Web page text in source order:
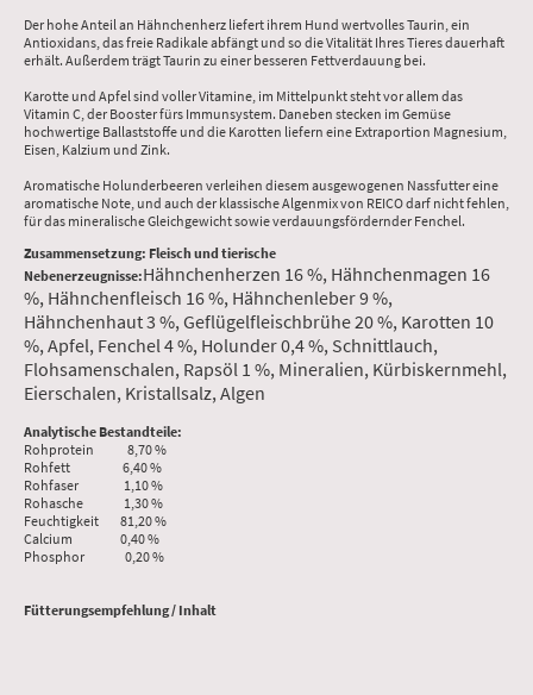
Der hohe Anteil an Hähnchenherz liefert ihrem Hund wertvolles Taurin, ein
Antioxidans, das freie Radikale abfängt und so die Vitalität Ihres Tieres dauerhaft
erhält. Außerdem trägt Taurin zu einer besseren Fettverdauung bei.
Karotte und Apfel sind voller Vitamine, im Mittelpunkt steht vor allem das
Vitamin C, der Booster fürs Immunsystem. Daneben stecken im Gemüse
hochwertige Ballaststoffe und die Karotten liefern eine Extraportion Magnesium,
Eisen, Kalzium und Zink.
Aromatische Holunderbeeren verleihen diesem ausgewogenen Nassfutter eine
aromatische Note, und auch der klassische Algenmix von REICO darf nicht fehlen,
für das mineralische Gleichgewicht sowie verdauungsfördernder Fenchel.
Zusammensetzung: Fleisch und tierische
Nebenerzeugnisse:Hähnchenherzen 16 %, Hähnchenmagen 16
%, Hähnchenfleisch 16 %, Hähnchenleber 9 %,
Hähnchenhaut 3 %, Geflügelfleischbrühe 20 %, Karotten 10
%, Apfel, Fenchel 4 %, Holunder 0,4 %, Schnittlauch,
Flohsamenschalen, Rapsöl 1 %, Mineralien, Kürbiskernmehl,
Eierschalen, Kristallsalz, Algen
Analytische Bestandteile:
Rohprotein 8,70 %
Rohfett 6,40 %
Rohfaser 1,10 %
Rohasche 1,30 %
Feuchtigkeit 81,20 %
Calcium 0,40 %
Phosphor 0,20 %
Fütterungsempfehlung / Inhalt